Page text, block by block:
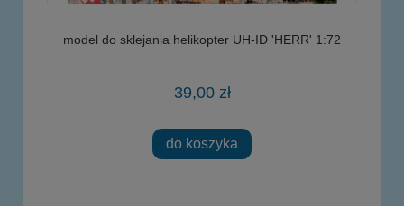
model do sklejania helikopter UH-ID 'HERR' 1:72
39,00 zł
do koszyka